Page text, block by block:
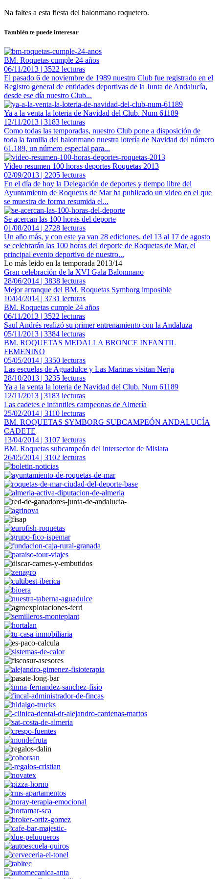
Na faltes a esta fiesta del balonmano roquetero.
También te puede interesar
BM. Roquetas cumple 24 años
06/11/2013 | 3522 lecturas
El pasado 6 de noviembre de 1989 nuestro Club fue registrado en el
Registro general de entidades deportivas de la Junta de Andalucía,
desde ese día nuestro Club...
Ya a la venta la loteria de Navidad del Club. Num 61189
12/11/2013 | 3183 lecturas
Como todas las temporadas, nuestro Club pone a disposición de
toda la familia del balonmano nuestra lotería de Navidad del número
61.189, un número especial para...
Video resumen 100 horas deportes Roquetas 2013
02/09/2013 | 2205 lecturas
En el día de hoy la Delegación de deportes y tiempo libre del
Ayuntamiento de Roquetas de Mar ha publicado un video en el que
se muestra de forma resumida el...
Se acercan las 100 horas del deporte
01/08/2014 | 2728 lecturas
Un año más, y con este ya van 28 ediciones, del 13 al 17 de agosto
se celebrarán las 100 horas del deporte de Roquetas de Mar, el
principal evento deportivo de nuestro...
Lo más leido en la temporada 2013/14
Gran celebración de la XVI Gala Balonmano
28/06/2014 | 3838 lecturas
Mejor arranque del BM. Roquetas Symborg imposible
10/04/2014 | 3731 lecturas
BM. Roquetas cumple 24 años
06/11/2013 | 3522 lecturas
Saul Andrés realizó su primer entrenamiento con la Andaluza
05/11/2013 | 3384 lecturas
BM. ROQUETAS MEDALLA BRONCE INFANTIL
FEMENINO
05/05/2014 | 3350 lecturas
Las escuelas de Aguadulce y Las Marinas visitan Nerja
28/10/2013 | 3235 lecturas
Ya a la venta la loteria de Navidad del Club. Num 61189
12/11/2013 | 3183 lecturas
Las cadetes e infantiles campeonas de Almería
25/02/2014 | 3110 lecturas
BM. ROQUETAS SYMBORG SUBCAMPEÓN ANDALUCÍA
CADETE
13/04/2014 | 3107 lecturas
BM. Roquetas subcampeón del intersector de Mislata
26/05/2014 | 3102 lecturas